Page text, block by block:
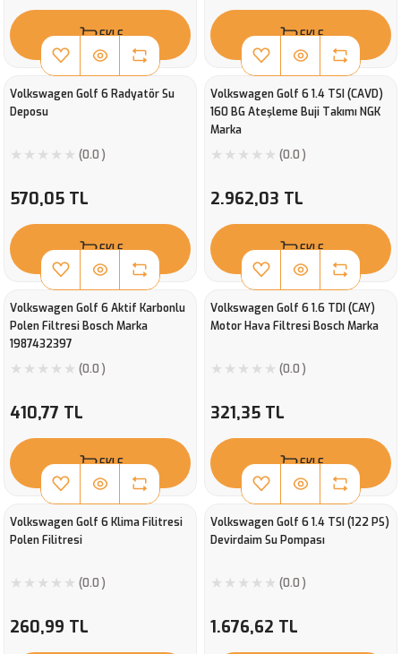
EKLE EKLE
Volkswagen Golf 6 Radyatör Su
Deposu
(0.0 )
570,05 TL
EKLE
Volkswagen Golf 6 1.4 TSI (CAVD)
160 BG Ateşleme Buji Takımı NGK
Marka
(0.0 )
2.962,03 TL
EKLE
Volkswagen Golf 6 Aktif Karbonlu
Polen Filtresi Bosch Marka
1987432397
(0.0 )
410,77 TL
EKLE
Volkswagen Golf 6 1.6 TDI (CAY)
Motor Hava Filtresi Bosch Marka
(0.0 )
321,35 TL
EKLE
Volkswagen Golf 6 Klima Filitresi
Polen Filitresi
(0.0 )
260,99 TL
Volkswagen Golf 6 1.4 TSI (122 PS)
Devirdaim Su Pompası
(0.0 )
1.676,62 TL